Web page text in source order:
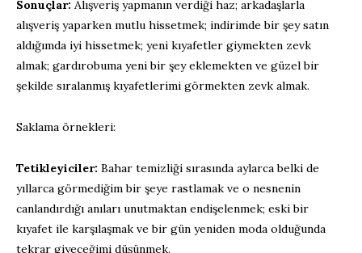
Sonuçlar: Alışveriş yapmanın verdiği haz; arkadaşlarla
alışveriş yaparken mutlu hissetmek; indirimde bir şey satın
aldığımda iyi hissetmek; yeni kıyafetler giymekten zevk
almak; gardırobuma yeni bir şey eklemekten ve güzel bir
şekilde sıralanmış kıyafetlerimi görmekten zevk almak.
Saklama örnekleri:
Tetikleyiciler: Bahar temizliği sırasında aylarca belki de
yıllarca görmediğim bir şeye rastlamak ve o nesnenin
canlandırdığı anıları unutmaktan endişelenmek; eski bir
kıyafet ile karşılaşmak ve bir gün yeniden moda olduğunda
tekrar giyeceğimi düşünmek.